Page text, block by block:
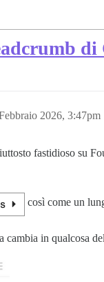
di
2026, 3:47pm
fastidioso su
così come un
cambia in qualcosa